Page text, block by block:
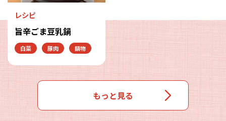
レシピ
旨辛ごま豆乳鍋
白菜 豚肉 鍋物
もっと見る